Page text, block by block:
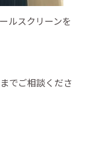
ルスクリーンを
でご相談くださ